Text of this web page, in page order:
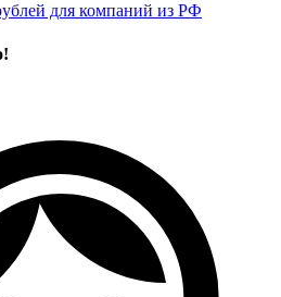
для компаний из РФ